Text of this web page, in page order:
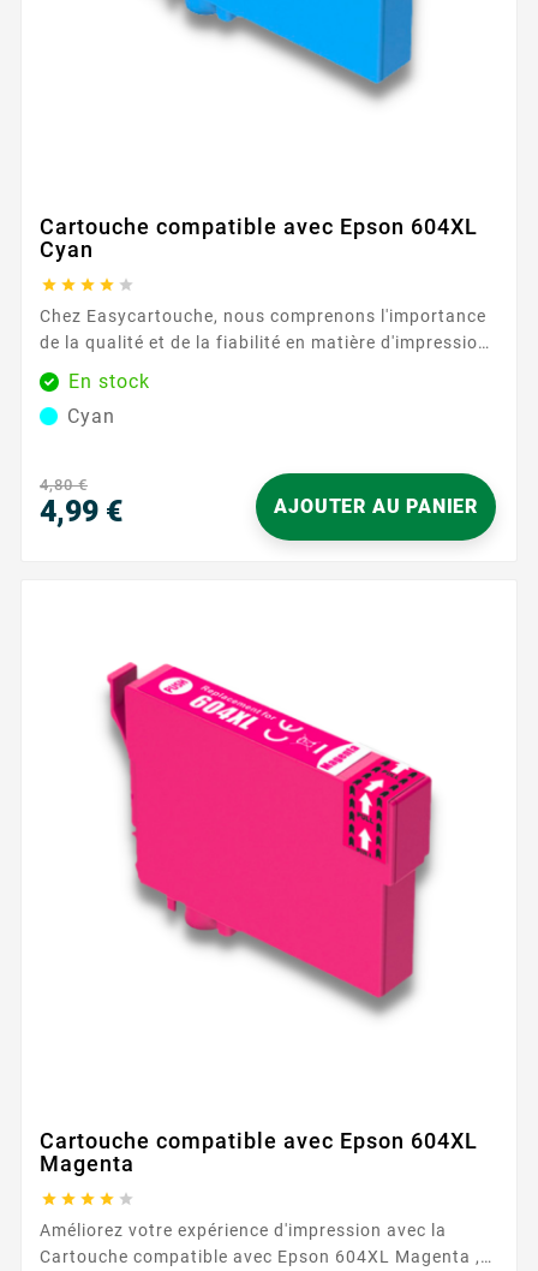
Cartouche compatible avec Epson 604XL
Cyan
    
Chez Easycartouche, nous comprenons l'importance
de la qualité et de la fiabilité en matière d'impression.
C'est pourquoi notre Cartouche compatible avec
Epson 604XL Cyan est conçue pour répondre à vos
besoins avec précision et efficacité. Cette cartouche
éclatantes, parfaites pour produire des images
saisissantes et des documents...
En stock
Cyan
4,80 €
4,99 € AJOUTER AU PANIER
Cartouche compatible avec Epson 604XL
Magenta
    
Améliorez votre expérience d'impression avec la
Cartouche compatible avec Epson 604XL Magenta ,